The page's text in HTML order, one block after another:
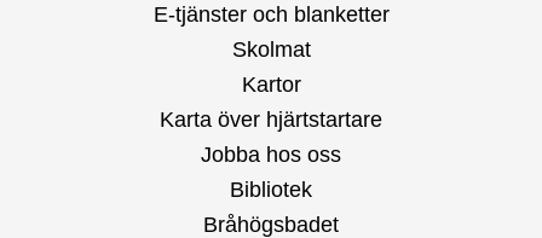
E-tjänster och blanketter
Skolmat
Kartor
Karta över hjärtstartare
Jobba hos oss
Bibliotek
Bråhögsbadet